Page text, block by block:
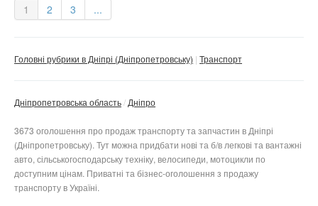
1 2 3 ...
Головні рубрики в Дніпрі (Дніпропетровську) Транспорт
Дніпропетровська область Дніпро
3673 оголошення про продаж транспорту та запчастин в Дніпрі
(Дніпропетровську). Тут можна придбати нові та б/в легкові та вантажні
авто, сільськогосподарську техніку, велосипеди, мотоцикли по
доступним цінам. Приватні та бізнес-оголошення з продажу
транспорту в Україні.